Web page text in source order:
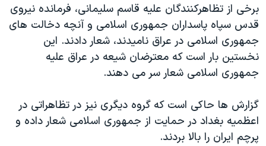
برخی از تظاهرکنندگان علیه قاسم سلیمانی، فرمانده نیروی
قدس سپاه پاسداران جمهوری اسلامی و آنچه دخالت های
جمهوری اسلامی در عراق نامیدند، شعار دادند. این
نخستین بار است که معترضان شیعه در عراق علیه
جمهوری اسلامی شعار سر می دهند.
گزارش ها حاکی است که گروه دیگری نیز در تظاهراتی در
اعظمیه بغداد در حمایت از جمهوری اسلامی شعار داده و
پرچم ایران را بالا بردند.